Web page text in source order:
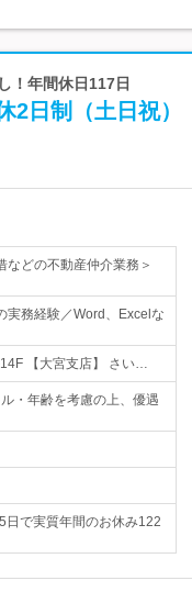
！年間休日117日
日制（土日祝）
どの不動産仲介業務＞
実務経験／Word、Excelな
【大宮支店】 さい…
・年齢を考慮の上、優遇
で実質年間のお休み122